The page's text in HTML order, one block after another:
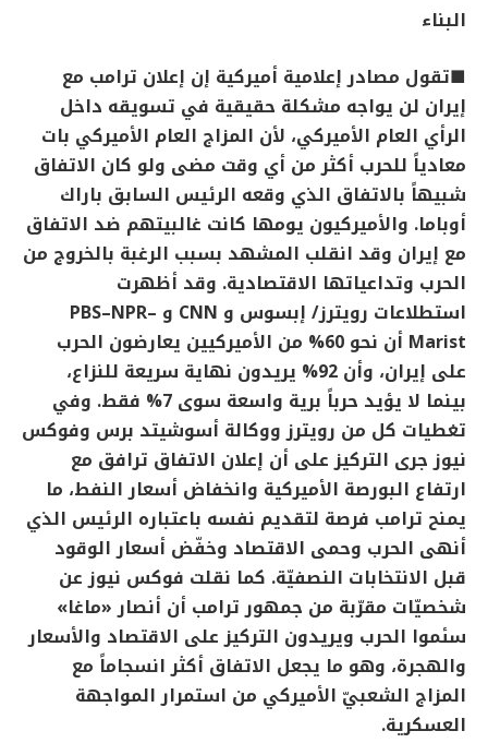
البناء
■تقول مصادر إعلامية أميركية إن إعلان ترامب مع
إيران لن يواجه مشكلة حقيقية في تسويقه داخل
الرأي العام الأميركي، لأن المزاج العام الأميركي بات
معادياً للحرب أكثر من أي وقت مضى ولو كان الاتفاق
شبيهاً بالاتفاق الذي وقعه الرئيس السابق باراك
أوباما. والأميركيون يومها كانت غالبيتهم ضد الاتفاق
مع إيران وقد انقلب المشهد بسبب الرغبة بالخروج من
الحرب وتداعياتها الاقتصادية. وقد أظهرت
استطلاعات رويترز/ إبسوس و
و PBS–NPR–
Marist
أن نحو 60% من الأميركيين يعارضون الحرب
على إيران، وأن 92% يريدون نهاية سريعة للنزاع،
بينما لا يؤيد حرباً برية واسعة سوى 7% فقط. وفي
تغطيات كل من رويترز ووكالة أسوشيتد برس وفوكس
نيوز جرى التركيز على أن إعلان الاتفاق ترافق مع
ارتفاع البورصة الأميركية وانخفاض أسعار النفط، ما
يمنح ترامب فرصة لتقديم نفسه باعتباره الرئيس الذي
أنهى الحرب وحمى الاقتصاد وخفّض أسعار الوقود
قبل الانتخابات النصفيّة. كما نقلت فوكس نيوز عن
شخصيّات مقرّبة من جمهور ترامب أن أنصار «ماغا»
سئموا الحرب ويريدون التركيز على الاقتصاد والأسعار
والهجرة، وهو ما يجعل الاتفاق أكثر انسجاماً مع
المزاج الشعبيّ الأميركي من استمرار المواجهة
العسكرية.